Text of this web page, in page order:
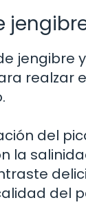
jengibre
realzar
del
la
del